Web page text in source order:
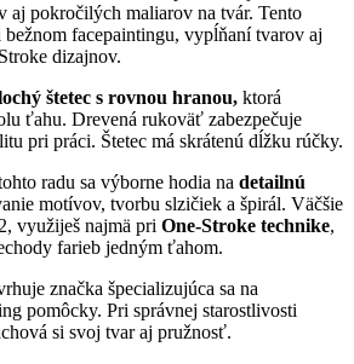
aj pokročilých maliarov na tvár. Tento
bežnom facepaintingu, vypĺňaní tvarov aj
dizajnov.
štetec s rovnou hranou, ktorá
ťahu. Drevená rukoväť zabezpečuje
pri práci. Štetec má skrátenú dĺžku rúčky.
radu sa výborne hodia na detailnú
motívov, tvorbu slzičiek a špirál. Väčšie
využiješ najmä pri One-Stroke technike,
farieb jedným ťahom.
značka špecializujúca sa na
pomôcky. Pri správnej starostlivosti
si svoj tvar aj pružnosť.